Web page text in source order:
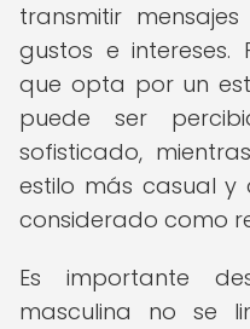
transmitir
gustos e intereses.
que opta por un
puede ser
sofisticado,
estilo más casual
considerado como
Es importante
masculina no se